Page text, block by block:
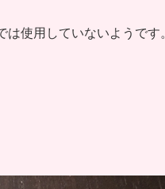
使用していないようです。